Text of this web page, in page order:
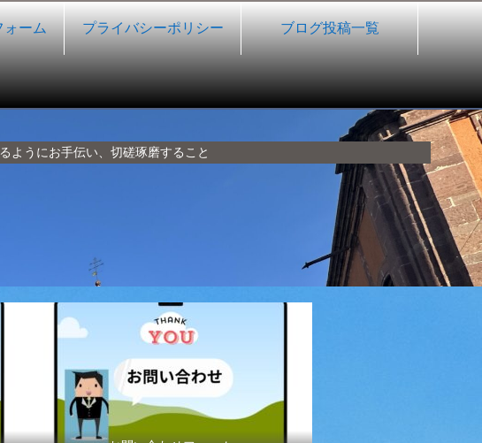
ようにお手伝い、切磋琢磨すること
ォーム プライバシーポリシー ブログ投稿一覧